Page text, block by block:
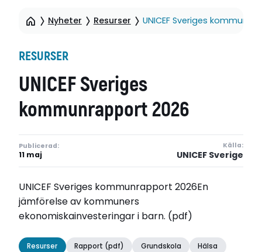
Nyheter Resurser UNICEF Sveriges
RESURSER
UNICEF Sveriges
kommunrapport 2026
Publicerad:
11 maj
Källa:
UNICEF Sverige
UNICEF Sveriges kommunrapport 2026En
jämförelse av kommuners
ekonomiskainvesteringar i barn. (pdf)
Resurser Rapport (pdf) Grundskola
Hälsa